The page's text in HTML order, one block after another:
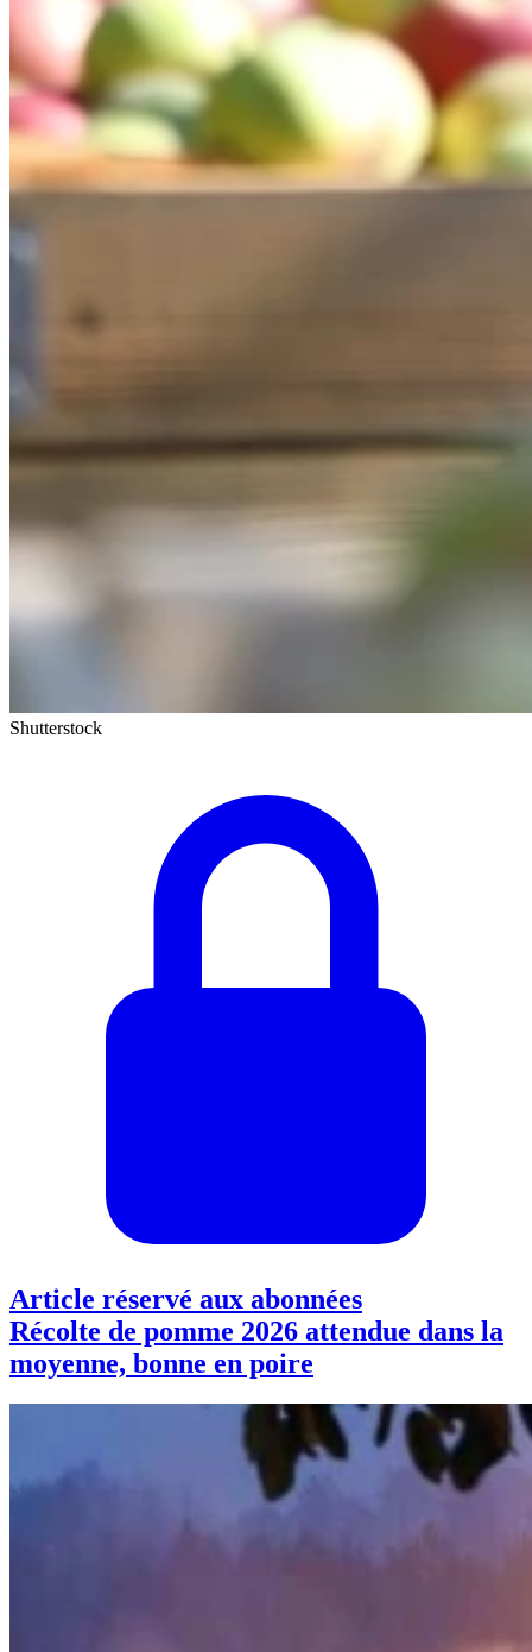
Shutterstock
Article réservé aux abonnées
Récolte de pomme 2026 attendue dans la
moyenne, bonne en poire